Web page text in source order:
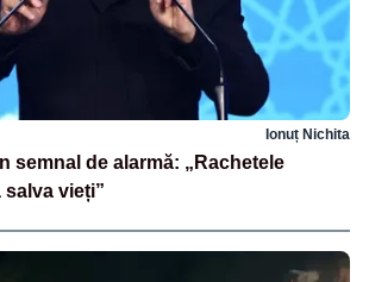
Ionuț Nichita
semnal de alarmă: „Rachetele
vieți”